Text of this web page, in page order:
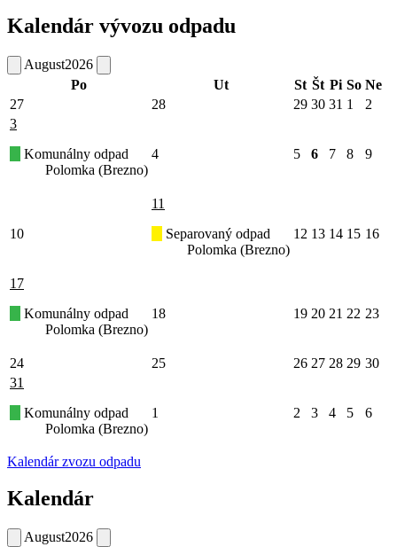
Kalendár vývozu odpadu
August2026
Po
Ut St Št Pi So Ne
27
28 29 30 31 1
2
3
Komunálny odpad
Polomka (Brezno)
4 5 6 7 8 9
10
11
Separovaný odpad
Polomka (Brezno)
12 13 14 15 16
17
Komunálny odpad
Polomka (Brezno)
18 19 20 21 22 23
24 25 26 27 28 29 30
31
Komunálny odpad
Polomka (Brezno)
1 2 3 4 5 6
Kalendár zvozu odpadu
Kalendár
August2026